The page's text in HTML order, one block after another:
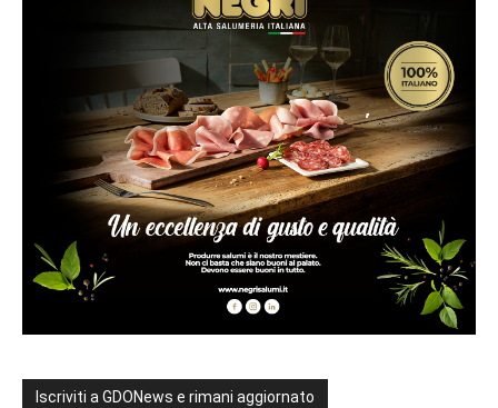
Iscriviti a GDONews e rimani aggiornato